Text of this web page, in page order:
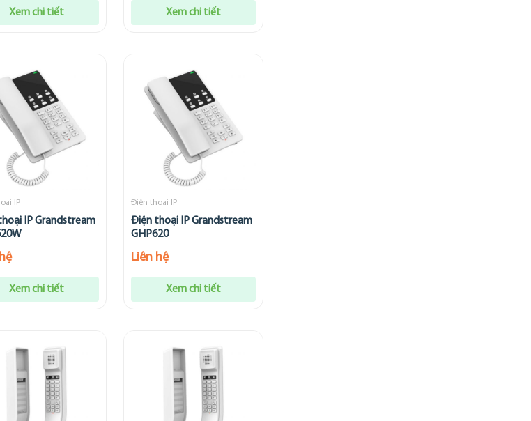
Xem chi tiết Xem chi tiết
IP
IP Grandstream
Xem chi tiết
Điện thoại IP
Điện thoại IP Grandstream
GHP620
Liên hệ
Xem chi tiết